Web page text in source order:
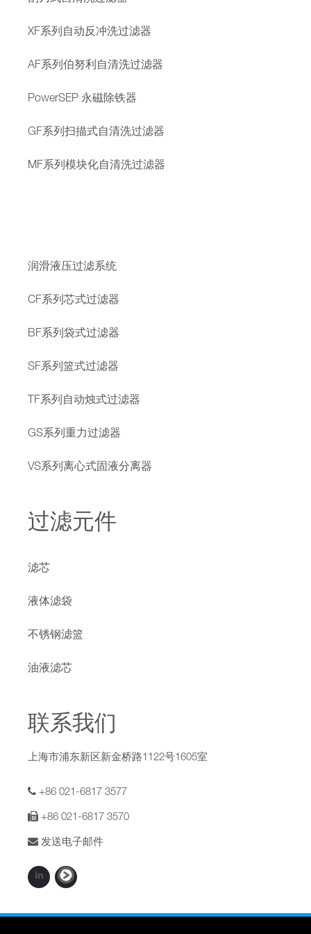
XF系列自动反冲洗过滤器
AF系列伯努利自清洗过滤器
PowerSEP 永磁除铁器
GF系列扫描式自清洗过滤器
MF系列模块化自清洗过滤器
润滑液压过滤系统
CF系列芯式过滤器
BF系列袋式过滤器
SF系列篮式过滤器
TF系列自动烛式过滤器
GS系列重力过滤器
VS系列离心式固液分离器
过滤元件
滤芯
液体滤袋
不锈钢滤篮
油液滤芯
联系我们
上海市浦东新区新金桥路1122号1605室
+86 021-6817 3577
+86 021-6817 3570
发送电子邮件